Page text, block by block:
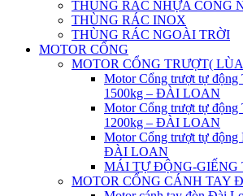
THÙNG RÁC NHỰA CÔNG
THÙNG RÁC INOX
THÙNG RÁC NGOÀI TRỜI
MOTOR CỔNG
MOTOR CỔNG TRƯỢT(
Motor Cổng trượt tự
1500kg – ĐÀI LOAN
Motor Cổng trượt tự
1200kg – ĐÀI LOAN
Motor Cổng trượt tự
ĐÀI LOAN
MÁI TỰ ĐỘNG-GIẾNG
MOTOR CỔNG CÁNH TAY